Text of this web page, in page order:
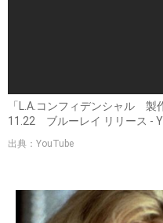
「L.A.コンフィデンシャル 製
11.22 ブルーレイ リリース -
出典：YouTube